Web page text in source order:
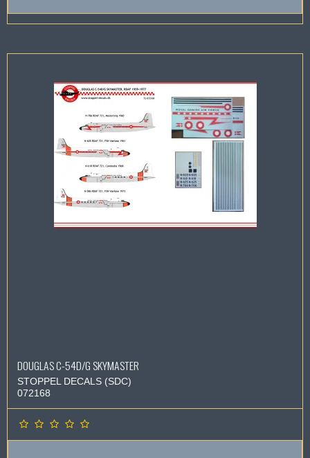
DOUGLAS C-54D/G SKYMASTER
STOPPEL DECALS (SDC)
072168